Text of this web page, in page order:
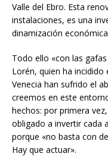
Valle del Ebro. Esta
instalaciones, es una
dinamización
Todo ello «con las
Lorén, quien ha incidido
Venecia han sufrido el
creemos en este
hechos: por primera
obligado a invertir cada
porque «no basta con
Hay que actuar».